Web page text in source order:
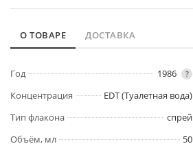
О ТОВАРЕ ДОСТАВКА
Год 1986 ?
Концентрация
EDT (Туалетная вода)
Тип флакона
спрей
Объём, мл
50